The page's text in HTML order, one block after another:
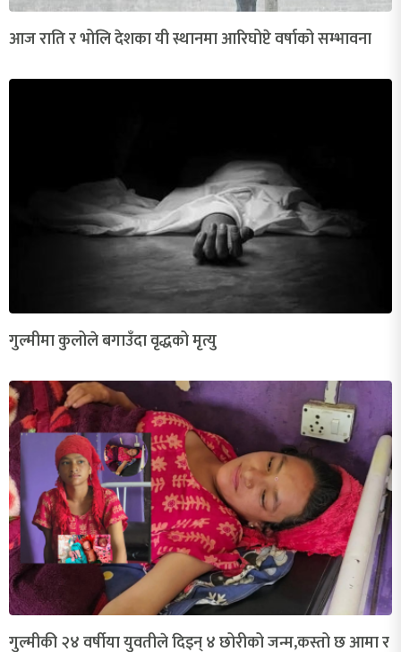
आज राति र भोलि देशका यी स्थानमा आरिघोप्टे वर्षाको सम्भावना
गुल्मीमा कुलोले बगाउँदा वृद्धको मृत्यु
गुल्मीकी २४ वर्षीया युवतीले दिइन् ४ छोरीको जन्म,कस्तो छ आमा र